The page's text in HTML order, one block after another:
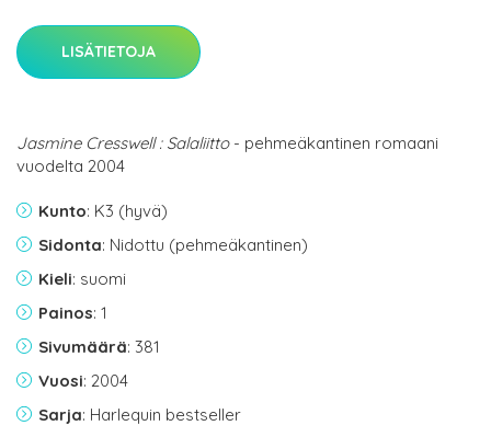
LISÄTIETOJA
Jasmine Cresswell : Salaliitto- pehmeäkantinen romaani
vuodelta 2004
Kunto: K3 (hyvä)
Sidonta: Nidottu (pehmeäkantinen)
Kieli: suomi
Painos: 1
Sivumäärä: 381
Vuosi: 2004
Sarja: Harlequin bestseller